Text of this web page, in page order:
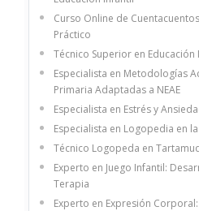
Curso Online de
Práctico
Técnico Superior en Educación
Especialista en Metodologías
Primaria Adaptadas a NEAE
Especialista en Estrés y
Especialista en Logopedia en
Técnico Logopeda en
Experto en Juego Infantil:
Terapia
Experto en Expresión